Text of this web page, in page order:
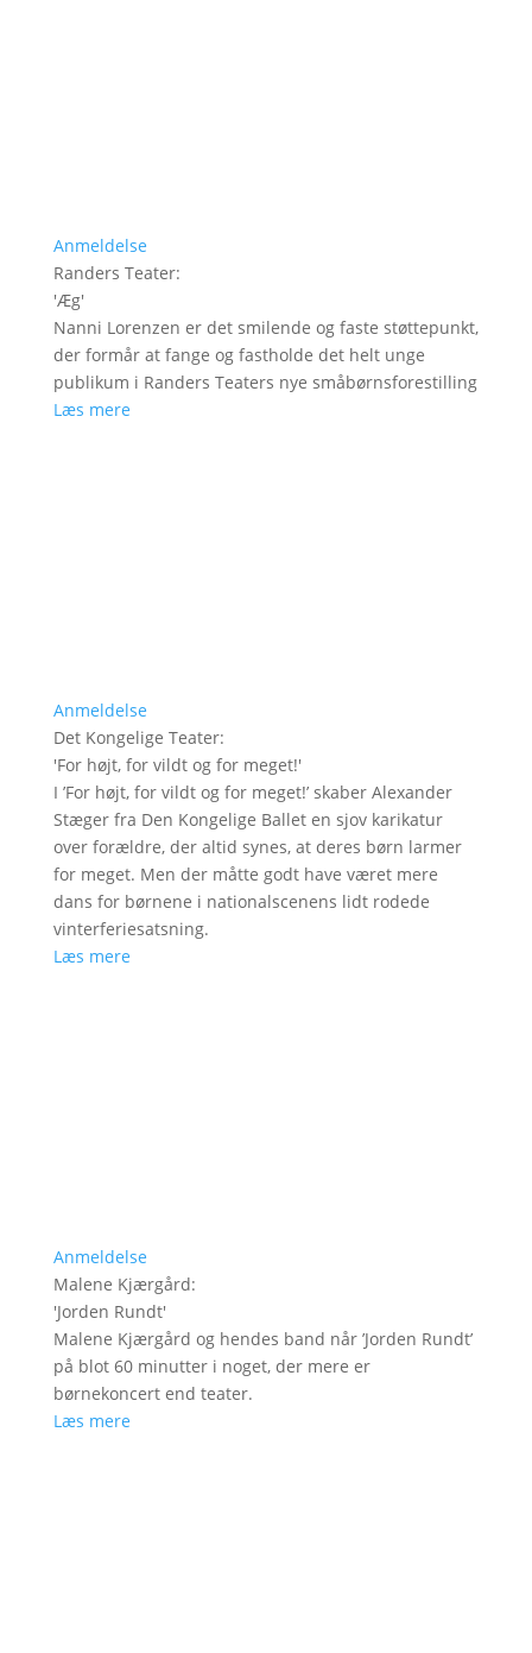
Anmeldelse
Randers Teater:
'Æg'
Nanni Lorenzen er det smilende og faste støttepunkt,
der formår at fange og fastholde det helt unge
publikum i Randers Teaters nye småbørnsforestilling
Læs mere
Anmeldelse
Det Kongelige Teater:
'For højt, for vildt og for meget!'
I ’For højt, for vildt og for meget!’ skaber Alexander
Stæger fra Den Kongelige Ballet en sjov karikatur
over forældre, der altid synes, at deres børn larmer
for meget. Men der måtte godt have været mere
dans for børnene i nationalscenens lidt rodede
vinterferiesatsning.
Læs mere
Anmeldelse
Malene Kjærgård:
'Jorden Rundt'
Malene Kjærgård og hendes band når ’Jorden Rundt’
på blot 60 minutter i noget, der mere er
børnekoncert end teater.
Læs mere